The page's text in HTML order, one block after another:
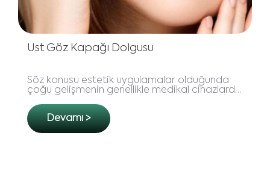
Üst Göz Kapağı Dolgusu
Söz konusu estetik uygulamalar olduğunda
çoğu gelişmenin genellikle medikal cihazlarda
söyleyemeliyim..
Devamı >